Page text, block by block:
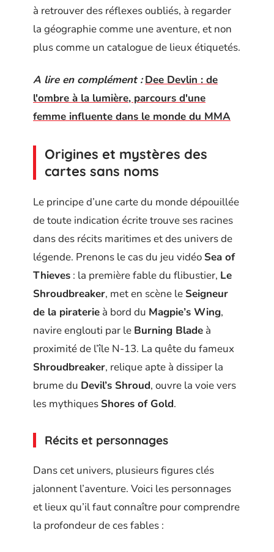
à retrouver des réflexes oubliés, à regarder
la géographie comme une aventure, et non
plus comme un catalogue de lieux étiquetés.
A lire en complément : Dee Devlin : de
l'ombre à la lumière, parcours d'une
femme influente dans le monde du MMA
Origines et mystères des
cartes sans noms
Le principe d’une carte du monde dépouillée
de toute indication écrite trouve ses racines
dans des récits maritimes et des univers de
légende. Prenons le cas du jeu vidéo Sea of
Thieves : la première fable du flibustier, Le
Shroudbreaker, met en scène le Seigneur
de la piraterie à bord du Magpie’s Wing,
navire englouti par le Burning Blade à
proximité de l’île N-13. La quête du fameux
Shroudbreaker, relique apte à dissiper la
brume du Devil’s Shroud, ouvre la voie vers
les mythiques Shores of Gold.
Récits et personnages
Dans cet univers, plusieurs figures clés
jalonnent l’aventure. Voici les personnages
et lieux qu’il faut connaître pour comprendre
la profondeur de ces fables :